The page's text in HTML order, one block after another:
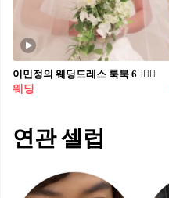
이민정의 웨딩드레스 룩북 6👰🏻‍♀️
웨딩
연관 셀럽